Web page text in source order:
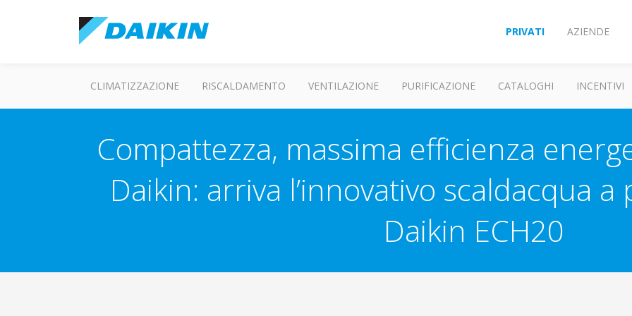
PRIVATI AZIENDE
CLIMATIZZAZIONE RISCALDAMENTO VENTILAZIONE PURIFICAZIONE CATALOGHI INCENTIVI
Compattezza, massima efficienza
Daikin: arriva l’innovativo scaldacqua
Daikin ECH20